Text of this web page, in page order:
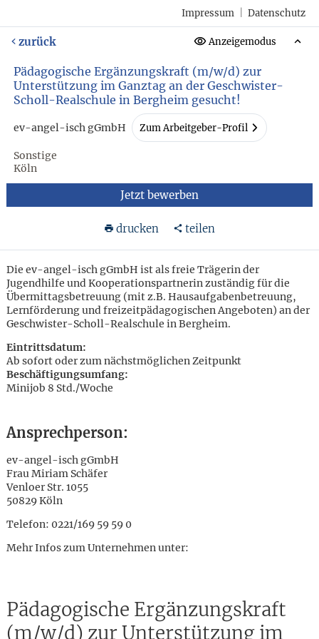
Impressum Datenschutz
zurück Anzeigemodus
Pädagogische Ergänzungskraft (m/w/d) zur
Unterstützung im Ganztag an der Geschwister-
Scholl-Realschule in Bergheim gesucht!
ev-angel-isch gGmbH Zum Arbeitgeber-Profil
Sonstige
Köln
Jetzt bewerben
drucken teilen
Die ev-angel-isch gGmbH ist als freie Trägerin der
Jugendhilfe und Kooperationspartnerin zuständig für die
Übermittagsbetreuung (mit z.B. Hausaufgabenbetreuung,
Lernförderung und freizeitpädagogischen Angeboten) an der
Geschwister-Scholl-Realschule in Bergheim.
Eintrittsdatum:
Ab sofort oder zum nächstmöglichen Zeitpunkt
Beschäftigungsumfang:
Minijob 8 Std./Woche
Ansprechperson:
ev-angel-isch gGmbH
Frau Miriam Schäfer
Venloer Str. 1055
50829 Köln
Telefon: 0221/169 59 59 0
Mehr Infos zum Unternehmen unter:
Pädagogische Ergänzungskraft
(m/w/d) zur Unterstützung im